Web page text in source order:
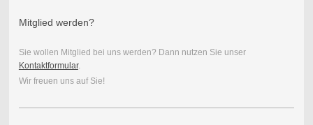
Mitglied werden?
Sie wollen Mitglied bei uns werden? Dann nutzen Sie unser
Kontaktformular.
Wir freuen uns auf Sie!